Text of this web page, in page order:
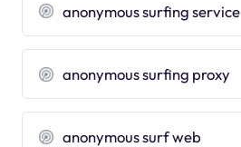
anonymous surfing service
anonymous surfing proxy
anonymous surf web